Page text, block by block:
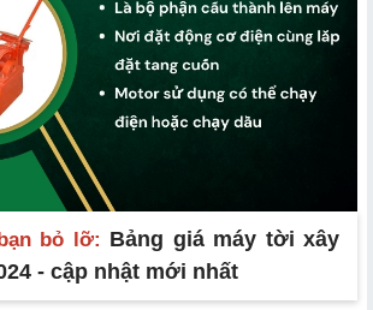
bỏ lỡ: Bảng giá máy tời xây
- cập nhật mới nhất